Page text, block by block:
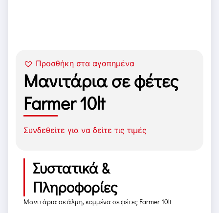
Προσθήκη στα αγαπημένα
Μανιτάρια σε φέτες
Farmer 10lt
Συνδεθείτε για να δείτε τις τιμές
Συστατικά &
Πληροφορίες
Μανιτάρια σε άλμη, κομμένα σε φέτες Farmer 10lt